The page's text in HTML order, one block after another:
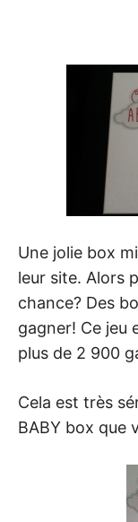
Une jolie box
leur site. Alors
chance? Des
gagner! Ce jeu
plus de 2 900
Cela est très
BABY box que